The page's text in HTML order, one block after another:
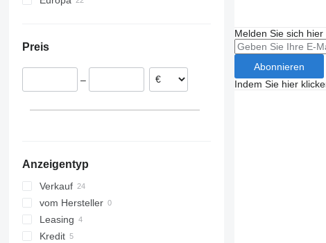
Schweden
Rumänien
Preis
–
Anzeigentyp
Verkauf
vom Hersteller
Leasing
Kredit
Melden Sie sich
Abonnieren
Indem Sie hier